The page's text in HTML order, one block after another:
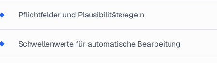
Pflichtfelder und Plausibilitätsregeln
Schwellenwerte für automatische Bearbeitung